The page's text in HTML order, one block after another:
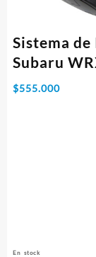
Sistema
Subaru
$555.000
En stock